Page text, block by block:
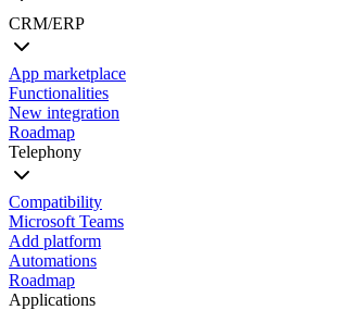
CRM/ERP
App marketplace
Functionalities
New integration
Roadmap
Telephony
Compatibility
Microsoft Teams
Add platform
Automations
Roadmap
Applications